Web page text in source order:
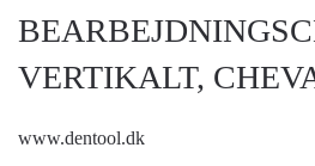
VERTIKALT,
www.dentool.dk